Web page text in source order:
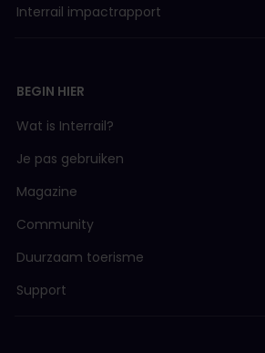
Interrail impactrapport
BEGIN HIER
Wat is Interrail?
Je pas gebruiken
Magazine
Community
Duurzaam toerisme
Support